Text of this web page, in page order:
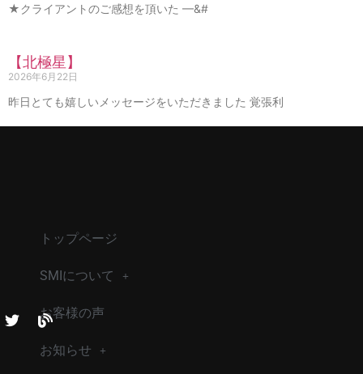
★クライアントのご感想を頂いた —&#
【北極星】
2026年6月22日
昨日とても嬉しいメッセージをいただきました 覚張利
トップページ
SMIについて
お客様の声
お知らせ